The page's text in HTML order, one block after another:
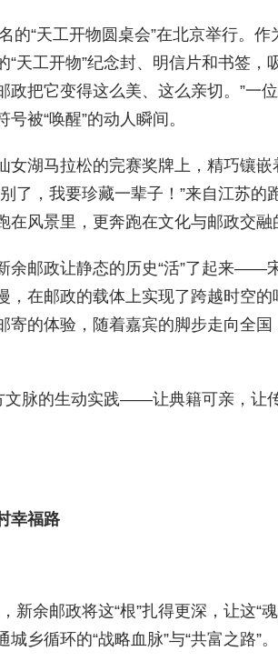
的“天工开物圆桌会”在北京举行。
天工开物”纪念封、明信片和书签，
政把它变得这么美、这么亲切。”一
被“唤醒”的动人瞬间。
女湖马拉松的完赛奖牌上，精巧镶
了，我要珍藏一辈子！”来自江苏的
风景里，更奔跑在文化与邮政交融
余邮政让静态的历史“活”了起来——
，在邮政的载体上实现了跨越时空
寄的体验，随着嘉宾的脚步走向全
文脉的生动实践——让典籍可亲，让
幸福路
新余邮政将这“根”扎得更深，让这“
乡循环的“战略血脉”与“共富之路”。